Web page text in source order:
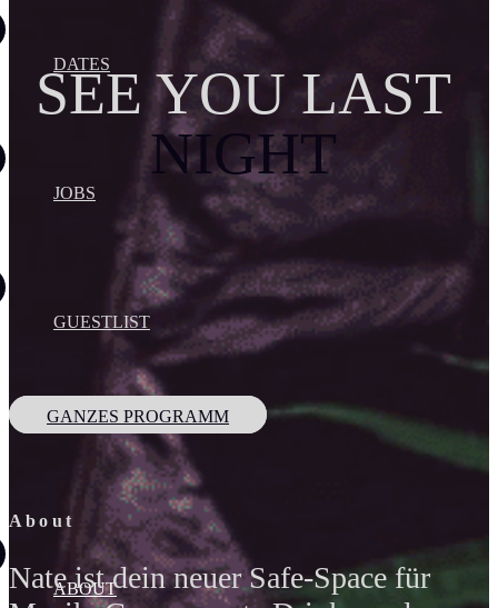
DATES
JOBS
GUESTLIST
ABOUT
SEE YOU LAST
NIGHT
GANZES PROGRAMM
About
Nate ist dein neuer Safe-Space für